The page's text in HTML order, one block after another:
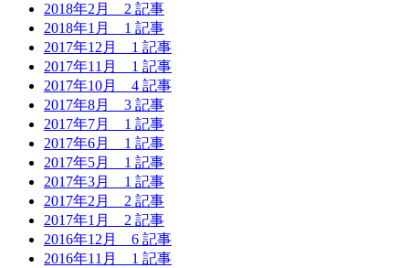
2018年2月 2 記事
2018年1月 1 記事
2017年12月 1 記事
2017年11月 1 記事
2017年10月 4 記事
2017年8月 3 記事
2017年7月 1 記事
2017年6月 1 記事
2017年5月 1 記事
2017年3月 1 記事
2017年2月 2 記事
2017年1月 2 記事
2016年12月 6 記事
2016年11月 1 記事